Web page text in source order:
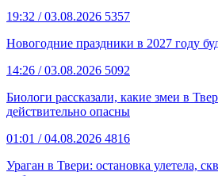
19:32 / 03.08.2026 5357
Новогодние праздники в 2027 году
14:26 / 03.08.2026 5092
Биологи рассказали, какие змеи в
действительно опасны
01:01 / 04.08.2026 4816
Ураган в Твери: остановка улетела,